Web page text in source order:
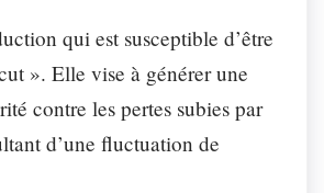
qui est susceptible d’être
». Elle vise à générer une
contre les pertes subies par
d’une fluctuation de